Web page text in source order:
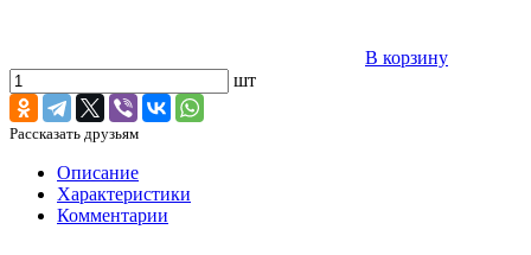
В корзину
шт
Рассказать друзьям
Описание
Характеристики
Комментарии